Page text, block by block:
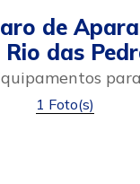
de
Rio das
1 Foto(s)